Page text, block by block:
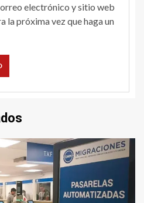
electrónico y sitio web
la próxima vez que haga un